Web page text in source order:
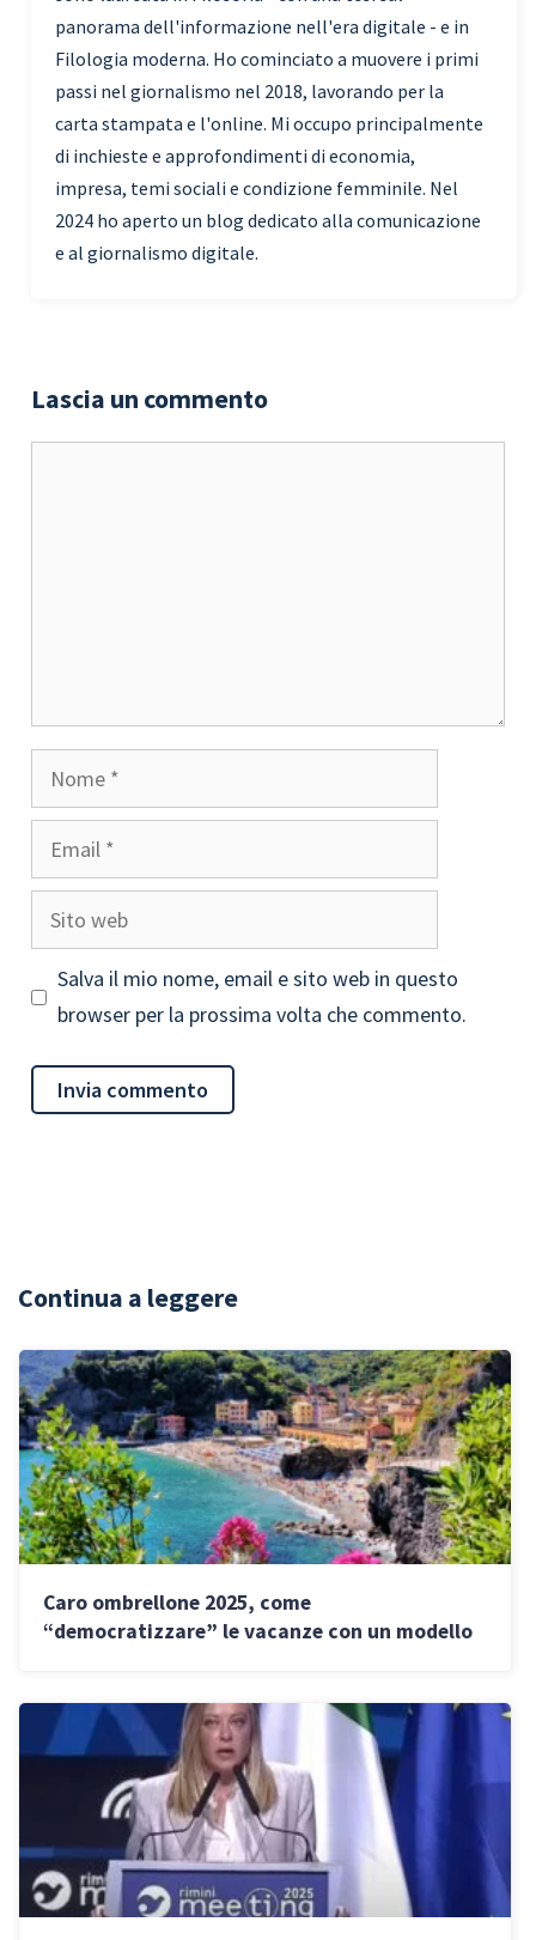
panorama dell'informazione nell'era digitale - e in
Filologia moderna. Ho cominciato a muovere i primi
passi nel giornalismo nel 2018, lavorando per la
carta stampata e l'online. Mi occupo principalmente
di inchieste e approfondimenti di economia,
impresa, temi sociali e condizione femminile. Nel
2024 ho aperto un blog dedicato alla comunicazione
e al giornalismo digitale.
Lascia un commento
Nome
Email
Sito
web
Salva il mio nome, email e sito web in questo
browser per la prossima volta che commento.
Continua a leggere
Caro ombrellone 2025, come
“democratizzare” le vacanze con un modello